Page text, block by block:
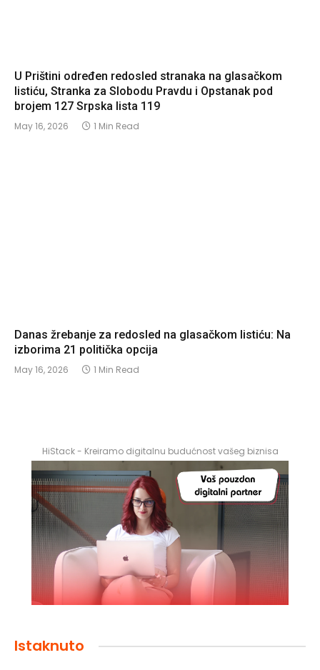
U Prištini određen redosled stranaka na glasačkom
listiću, Stranka za Slobodu Pravdu i Opstanak pod
brojem 127 Srpska lista 119
May 16, 2026 1 Min Read
Danas žrebanje za redosled na glasačkom listiću: Na
izborima 21 politička opcija
May 16, 2026 1 Min Read
HiStack - Kreiramo digitalnu budućnost vašeg biznisa
Istaknuto